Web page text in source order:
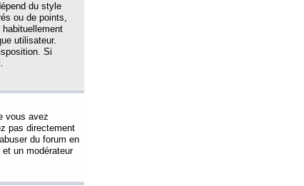
du style
ou de points,
utilisateur.
Si
vous avez
pas directement
du forum en
un modérateur